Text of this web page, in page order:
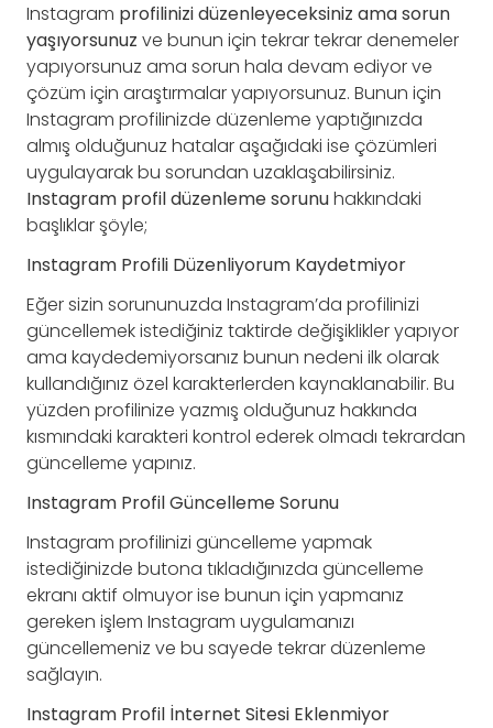
Instagram profilinizi düzenleyeceksiniz ama sorun
yaşıyorsunuz ve bunun için tekrar tekrar denemeler
yapıyorsunuz ama sorun hala devam ediyor ve
çözüm için araştırmalar yapıyorsunuz. Bunun için
Instagram profilinizde düzenleme yaptığınızda
almış olduğunuz hatalar aşağıdaki ise çözümleri
uygulayarak bu sorundan uzaklaşabilirsiniz.
Instagram profil düzenleme sorunuhakkındaki
başlıklar şöyle;
Instagram Profili Düzenliyorum Kaydetmiyor
Eğer sizin sorununuzda Instagram’da profilinizi
güncellemek istediğiniz taktirde değişiklikler yapıyor
ama kaydedemiyorsanız bunun nedeni ilk olarak
kullandığınız özel karakterlerden kaynaklanabilir. Bu
yüzden profilinize yazmış olduğunuz hakkında
kısmındaki karakteri kontrol ederek olmadı tekrardan
güncelleme yapınız.
Instagram Profil Güncelleme Sorunu
Instagram profilinizi güncelleme yapmak
istediğinizde butona tıkladığınızda güncelleme
ekranı aktif olmuyor ise bunun için yapmanız
gereken işlem Instagram uygulamanızı
güncellemeniz ve bu sayede tekrar düzenleme
sağlayın.
Instagram Profil İnternet Sitesi Eklenmiyor